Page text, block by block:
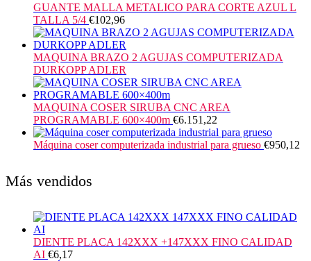
GUANTE MALLA METALICO PARA CORTE AZUL L
TALLA 5/4 €102,96
MAQUINA BRAZO 2 AGUJAS COMPUTERIZADA
DURKOPP ADLER
MAQUINA COSER SIRUBA CNC AREA
PROGRAMABLE 600×400m €6.151,22
Máquina coser computerizada industrial para grueso €950,12
Más vendidos
DIENTE PLACA 142XXX +147XXX FINO CALIDAD
AI €6,17